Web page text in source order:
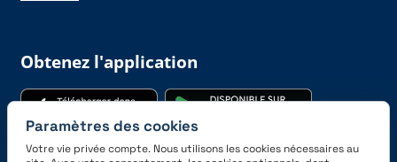
Obtenez l'application
Paramètres des cookies
Votre vie privée compte. Nous utilisons les cookies nécessaires au